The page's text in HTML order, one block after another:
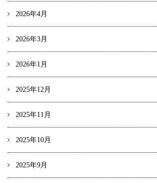
2026年4月
2026年3月
2026年1月
2025年12月
2025年11月
2025年10月
2025年9月